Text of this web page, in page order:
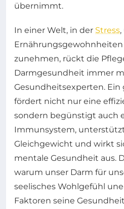
übernimmt.
In einer Welt, in der Stress
zunehmen, rückt die
Darmgesundheit immer
Gesundheitsexperten. Ein
fördert nicht nur eine
sondern begünstigt auch
Immunsystem,
Gleichgewicht und wirkt
mentale Gesundheit aus.
warum unser Darm für
seelisches Wohlgefühl
Faktoren seine